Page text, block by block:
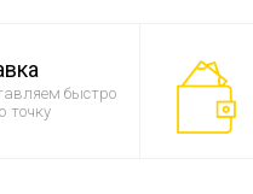
быстро
точку